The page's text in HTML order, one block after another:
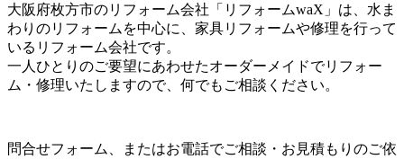
大阪府枚方市のリフォーム会社「リフォームwaX」は、水ま
わりのリフォームを中心に、家具リフォームや修理を行って
いるリフォーム会社です。
一人ひとりのご要望にあわせたオーダーメイドでリフォー
ム・修理いたしますので、何でもご相談ください。
問合せフォーム、またはお電話でご相談・お見積もりのご依